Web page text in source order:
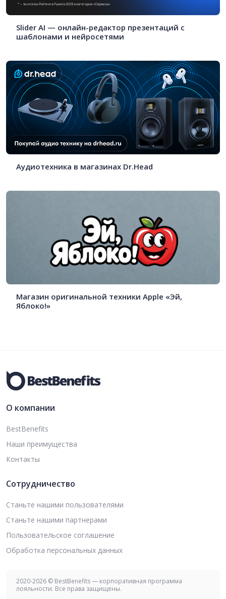
Slider AI — онлайн-редактор презентаций с
шаблонами и нейросетями
Аудиотехника в магазинах Dr.Head
Магазин оригинальной техники Apple «Эй,
Яблоко!»
О компании
BestBenefits
Наши преимущества
Контакты
Сотрудничество
Станьте нашими пользователями
Станьте нашими партнерами
Пользовательское соглашение
Обработка персональных данных
2020-2026 © BestBenefits — корпоративная программа
лояльности. Все права защищены.